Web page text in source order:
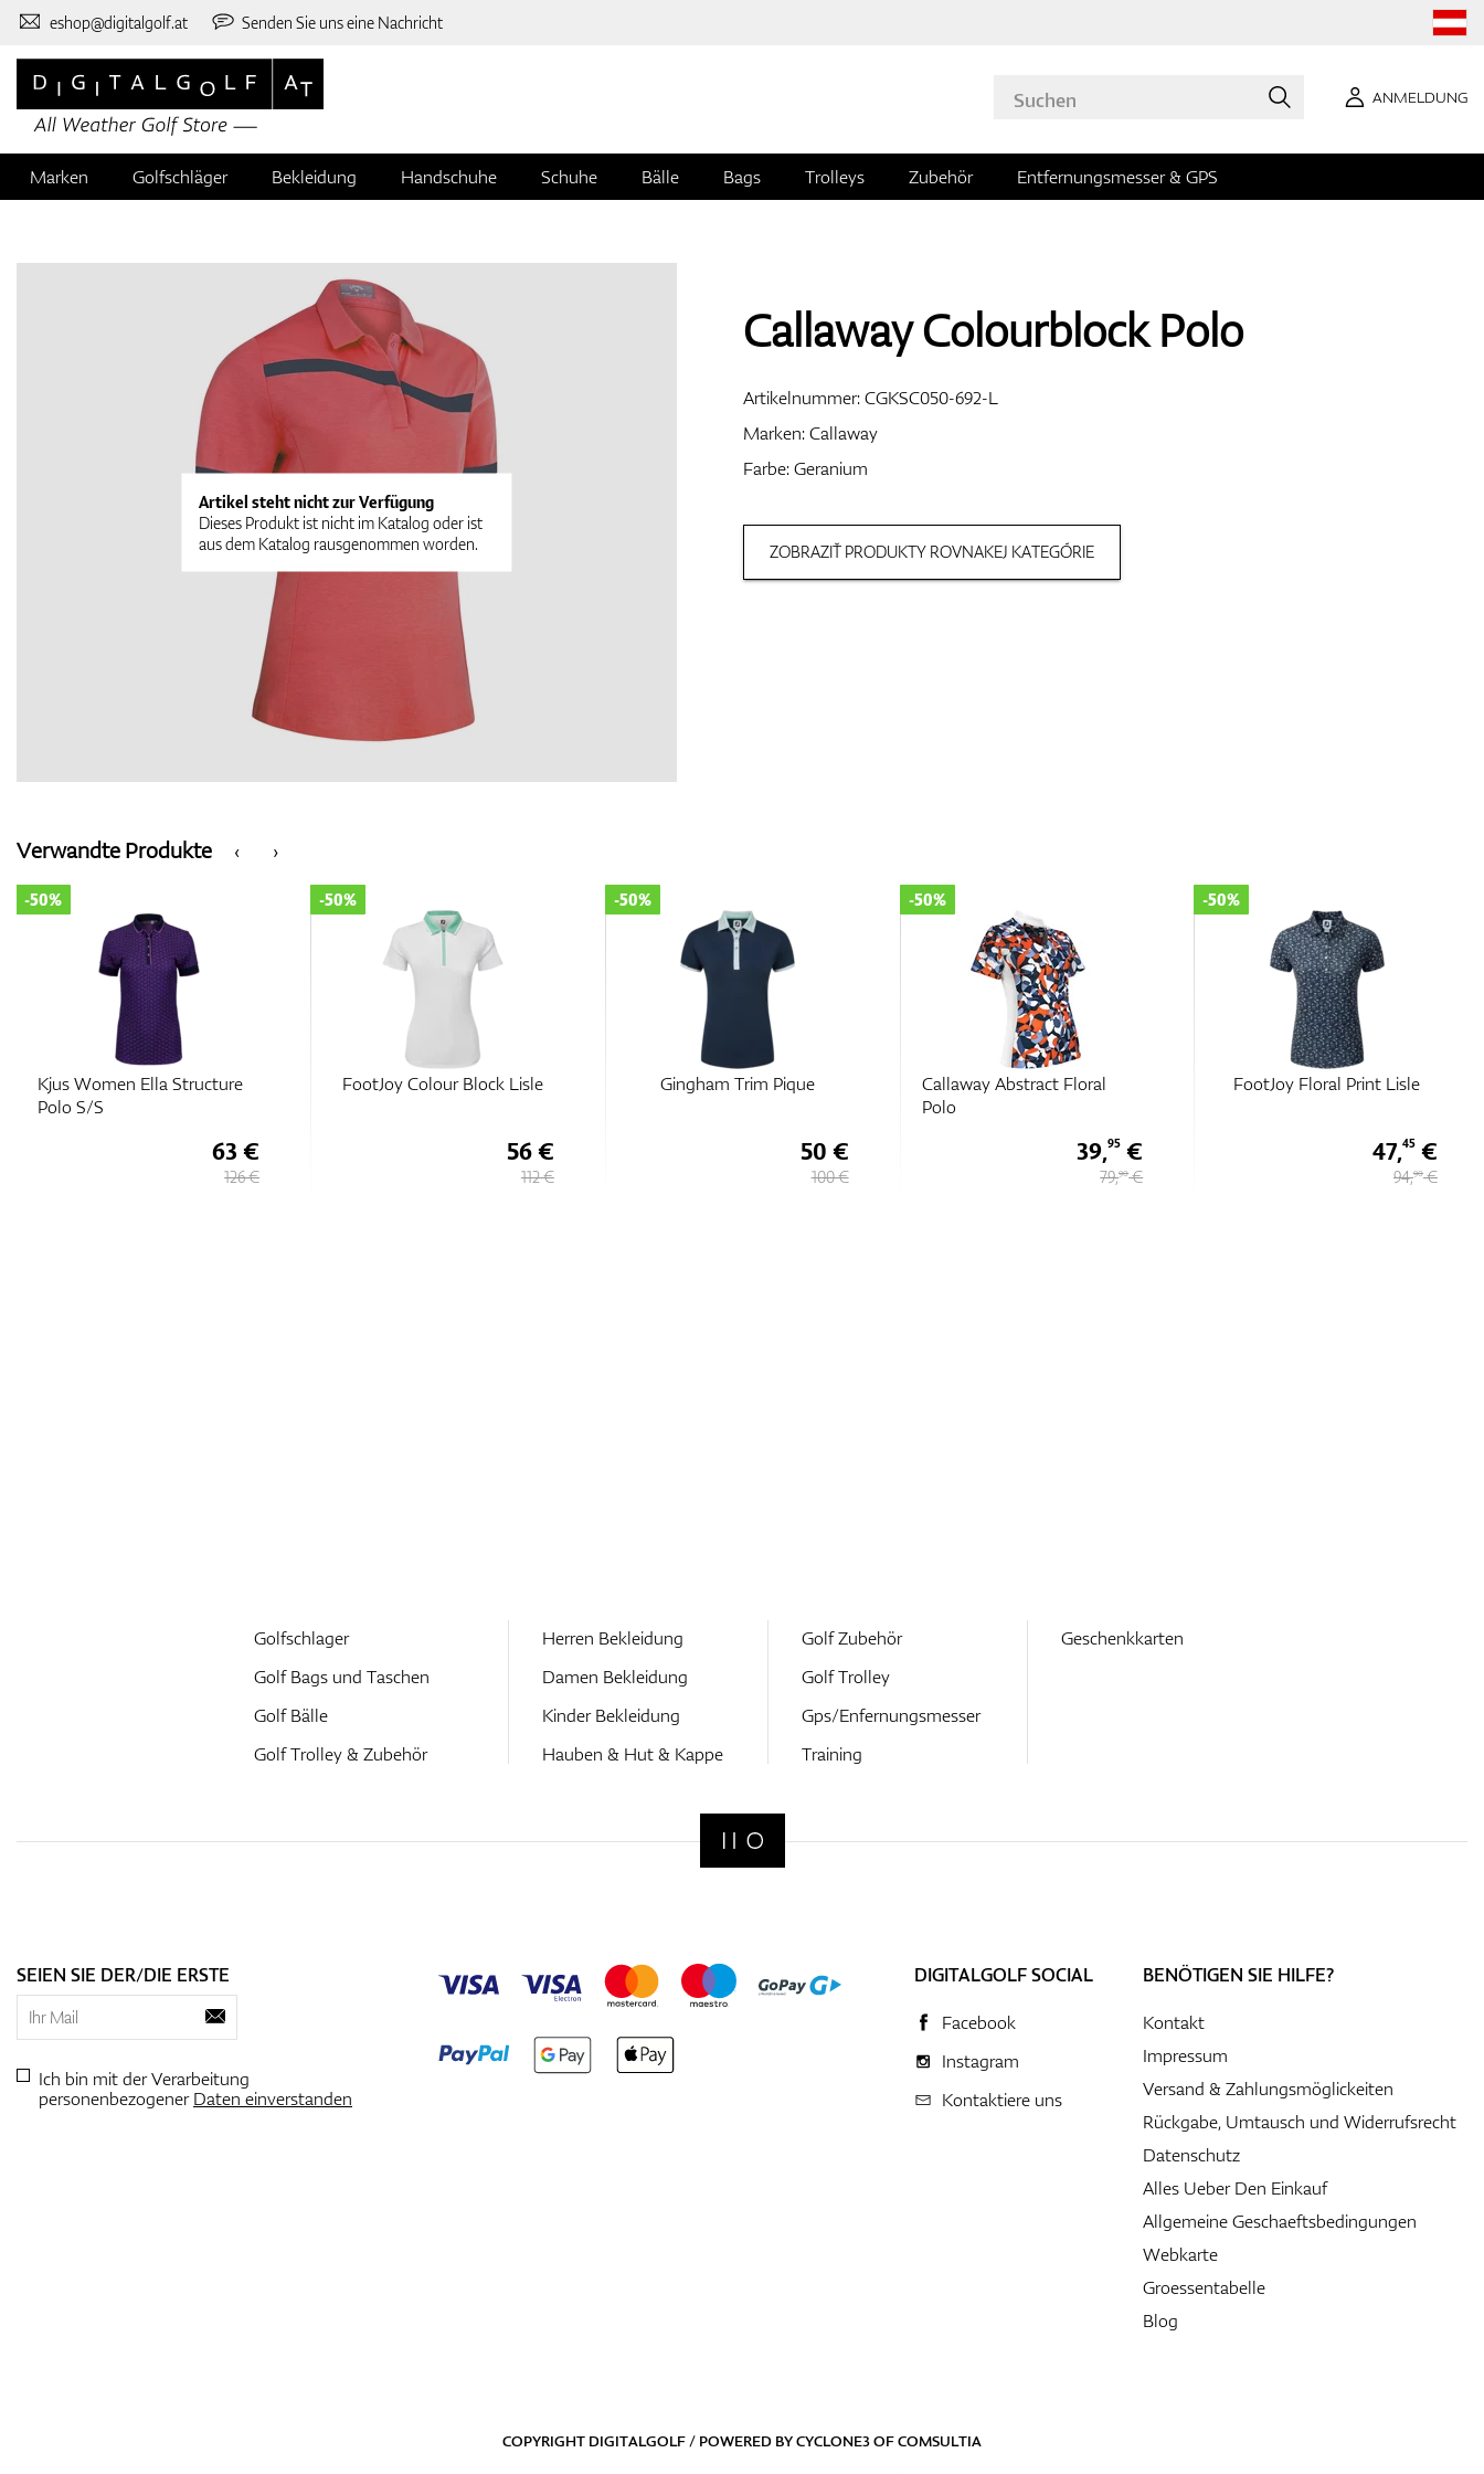
eshop@digitalgolf.at Senden Sie uns eine Nachricht
ANMELDUNG
Marken Golfschläger Bekleidung Handschuhe Schuhe Bälle Bags Trolleys Zubehör Entfernungsmesser & GPS
Artikel steht nicht zur Verfügung
Dieses Produkt ist nicht im Katalog oder ist
aus dem Katalog rausgenommen worden.
Callaway Colourblock Polo
Artikelnummer:CGKSC050-692-L
Marken:Callaway
Farbe: Geranium
ZOBRAZIŤ PRODUKTY ROVNAKEJ KATEGÓRIE
‹
Verwandte Produkte ›
Kjus Women Ella Structure
Polo S/S
-50%
63 €
126 €
FootJoy Colour Block Lisle
-50%
56 €
112 €
Gingham Trim Pique
-50%
50 €
100 €
Callaway Abstract Floral
Polo
-50%
39,95 €
79,90€
FootJoy Floral Print Lisle
-50%
47,45€
94,90€
Golfschlager
Golf Bags und Taschen
Golf Bälle
Golf Trolley & Zubehör
Herren Bekleidung
Damen Bekleidung
Kinder Bekleidung
Hauben & Hut & Kappe
Golf Zubehör
Golf Trolley
Gps/Enfernungsmesser
Training
Geschenkkarten
SEIEN SIE DER/DIE ERSTE
Ich bin mit der Verarbeitung
personenbezogenerDaten einverstanden
DIGITALGOLF SOCIAL
Facebook
Instagram
Kontaktiere uns
BENÖTIGEN SIE HILFE?
Kontakt
Impressum
Versand & Zahlungsmöglickeiten
Rückgabe, Umtausch und Widerrufsrecht
Datenschutz
Alles Ueber Den Einkauf
Allgemeine Geschaeftsbedingungen
Webkarte
Groessentabelle
Blog
COPYRIGHT DIGITALGOLF / POWERED BYCYCLONE3OFCOMSULTIA